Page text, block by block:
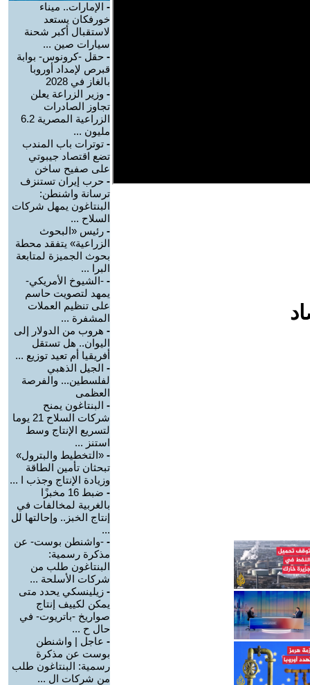
- الإمارات.. ميناء
خورفكان يستعد
لاستقبال أكبر شحنة
سيارات صين ...
- حقل -كرونوس- بوابة
قبرص لإمداد أوروبا
بالغاز في 2028
- وزير الزراعة يعلن
تجاوز الصادرات
الزراعية المصرية 6.2
مليون ...
- توترات باب المندب
تضع اقتصاد جيبوتي
على صفيح ساخن
- حرب إيران تستنزف
ترسانة واشنطن:
البنتاغون يمهل شركات
السلاح ...
- رئيس «البحوث
الزراعية» يتفقد محطة
بحوث الجميزة لمتابعة
البرا ...
- -الشيوخ الأمريكي-
يمهد لتصويت حاسم
على تنظيم العملات
المشفرة ...
- هروب من الدولار إلى
اليوان.. هل تستقل
أفريقيا أم تعيد توزيع ...
- الجيل الذهبي
لفلسطين... والفرصة
العظمى
- البنتاغون يمنح
شركات السلاح 21 يوما
لتسريع الإنتاج وسط
استنز ...
- «التخطيط والبترول»
تبحثان تأمين الطاقة
وزيادة الإنتاج وجذب ا ...
-
ضبط 16 مخبزًا
بالغربية لمخالفات في
إنتاج الخبز.. وإحالتها لل
...
- -واشنطن بوست- عن
مذكرة رسمية:
البنتاغون طلب من
شركات الأسلحة ...
- زيلينسكي يحدد متى
يمكن لكييف إنتاج
صواريخ -باتريوت- في
حال ح ...
- عاجل | واشنطن
بوست عن مذكرة
رسمية: البنتاغون طلب
من شركات ال ...